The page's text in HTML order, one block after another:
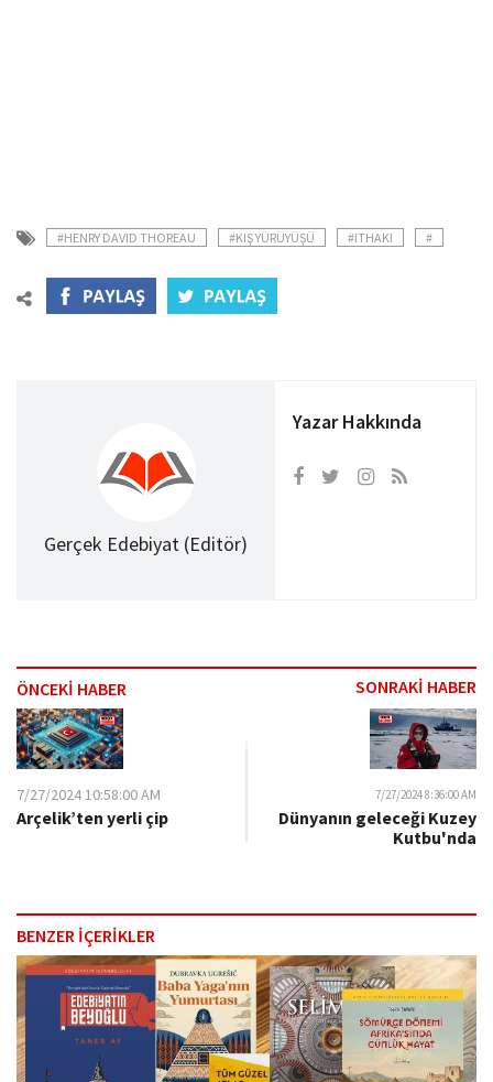
#HENRY DAVID THOREAU #KIŞ YÜRÜYÜŞÜ #ITHAKI #
Gerçek Edebiyat (Editör)
Yazar Hakkında
ÖNCEKİ HABER SONRAKİ HABER
7/27/2024 10:58:00 AM
Arçelik’ten yerli çip​
7/27/2024 8:36:00 AM
Dünyanın geleceği Kuzey
Kutbu'nda​
BENZER İÇERİKLER